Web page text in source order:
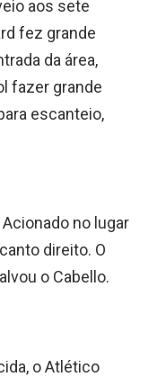
aos sete
fez grande
da área,
fazer grande
escanteio,
no lugar
direito. O
o Cabello.
o Atlético